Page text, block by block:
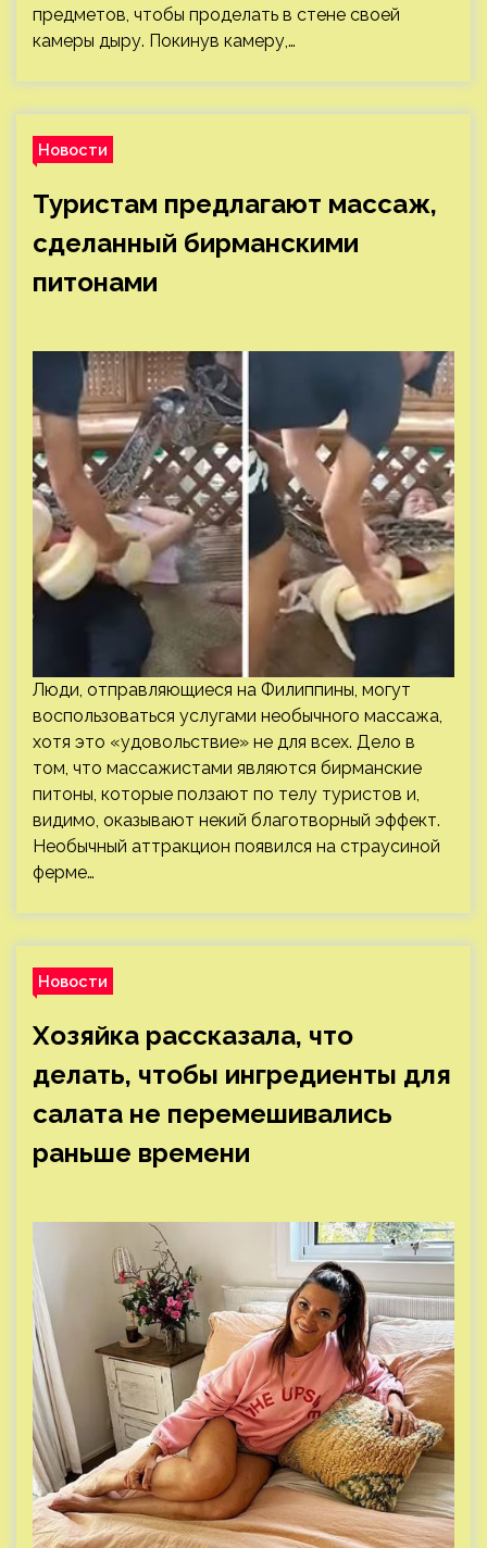
предметов, чтобы проделать в стене своей
камеры дыру. Покинув камеру,…
Новости
Туристам предлагают массаж,
сделанный бирманскими
питонами
Люди, отправляющиеся на Филиппины, могут
воспользоваться услугами необычного массажа,
хотя это «удовольствие» не для всех. Дело в
том, что массажистами являются бирманские
питоны, которые ползают по телу туристов и,
видимо, оказывают некий благотворный эффект.
Необычный аттракцион появился на страусиной
ферме…
Новости
Хозяйка рассказала, что
делать, чтобы ингредиенты для
салата не перемешивались
раньше времени